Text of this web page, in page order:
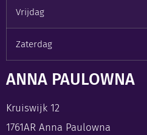
Vrijdag
Zaterdag
ANNA PAULOWNA
Kruiswijk 12
1761AR Anna Paulowna